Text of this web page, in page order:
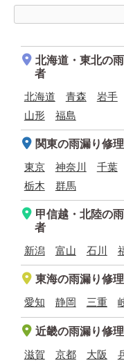
北海道・東北の
者
北海道
青森 岩手
山形
福島
関東の雨漏り修
東京
神奈川 千葉
栃木
群馬
甲信越・北陸の
者
新潟
富山 石川
東海の雨漏り修
愛知
静岡 三重
近畿の雨漏り修
滋賀
京都 大阪